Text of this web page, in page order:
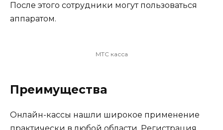
После этого сотрудники могут пользоваться
аппаратом.
МТС касса
Преимущества
Онлайн-кассы нашли широкое применение